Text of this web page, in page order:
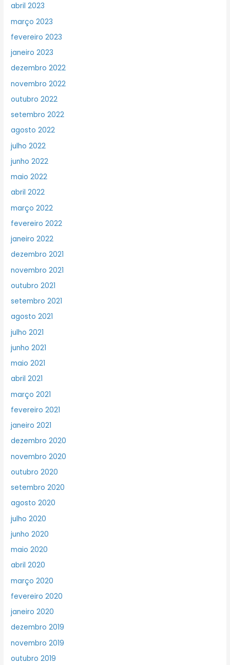
abril 2023
março 2023
fevereiro 2023
janeiro 2023
dezembro 2022
novembro 2022
outubro 2022
setembro 2022
agosto 2022
julho 2022
junho 2022
maio 2022
abril 2022
março 2022
fevereiro 2022
janeiro 2022
dezembro 2021
novembro 2021
outubro 2021
setembro 2021
agosto 2021
julho 2021
junho 2021
maio 2021
abril 2021
março 2021
fevereiro 2021
janeiro 2021
dezembro 2020
novembro 2020
outubro 2020
setembro 2020
agosto 2020
julho 2020
junho 2020
maio 2020
abril 2020
março 2020
fevereiro 2020
janeiro 2020
dezembro 2019
novembro 2019
outubro 2019